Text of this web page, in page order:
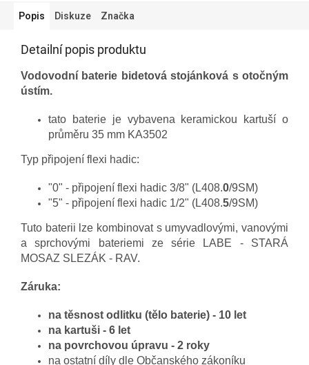
Popis Diskuze Značka
Detailní popis produktu
Vodovodní baterie bidetová stojánková s otočným
ústím.
tato baterie je vybavena keramickou kartuší o
průměru 35 mm KA3502
Typ připojení flexi hadic:
"0" - připojení flexi hadic 3/8" (L408.0/9SM)
"5" - připojení flexi hadic 1/2" (L408.5/9SM)
Tuto baterii lze kombinovat s umyvadlovými, vanovými
a sprchovými bateriemi ze série LABE - STARÁ
MOSAZ SLEZÁK - RAV.
Záruka:
na těsnost odlitku (tělo baterie) - 10 let
na kartuši - 6 let
na povrchovou úpravu - 2 roky
na ostatní díly dle Občanského zákoníku